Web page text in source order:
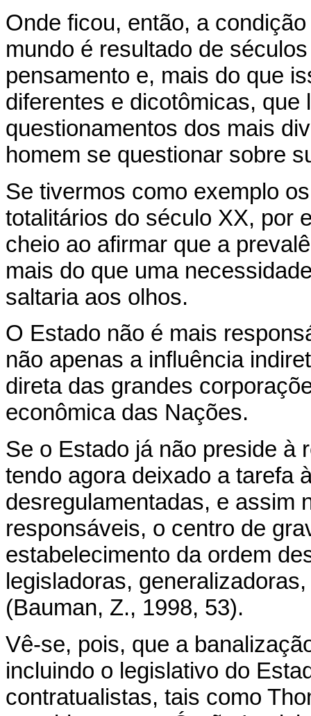
Onde ficou, então, a
mundo é resultado de
pensamento e, mais do que
diferentes e dicotômicas, que
questionamentos dos mais
homem se questionar sobre
Se tivermos como exemplo
totalitários do século XX, por
cheio ao afirmar que a
mais do que uma
saltaria aos olhos.
O Estado não é mais
não apenas a influência
direta das grandes
econômica das Nações.
Se o Estado já não preside à
tendo agora deixado a tarefa
desregulamentadas, e assim
responsáveis, o centro de
estabelecimento da ordem
legisladoras,
(Bauman, Z., 1998, 53).
Vê-se, pois, que a
incluindo o legislativo do
contratualistas, tais como